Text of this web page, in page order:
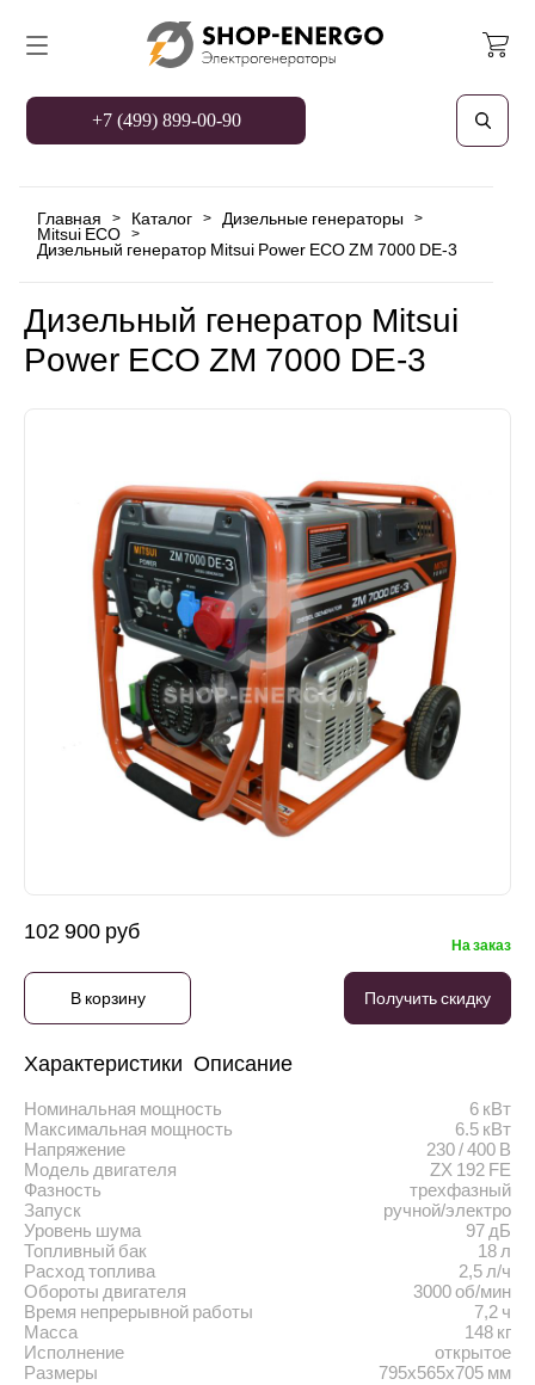
+7 (499) 899-00-90
Главная > Каталог > Дизельные генераторы >
Mitsui ECO >
Дизельный генератор Mitsui Power ECO ZM 7000 DE-3
Дизельный генератор Mitsui
Power ECO ZM 7000 DE-3
102 900 руб
На заказ
В корзину Получить скидку
Характеристики Описание
Номинальная мощность
6 кВт
Максимальная мощность
6.5 кВт
Напряжение
230 / 400 В
Модель двигателя
ZX 192 FE
Фазность
трехфазный
Запуск
ручной/электро
Уровень шума
97 дБ
Топливный бак
18 л
Расход топлива
2,5 л/ч
Обороты двигателя
3000 об/мин
Время непрерывной работы
7,2 ч
Масса
148 кг
Исполнение
открытое
Размеры
795x565x705 мм